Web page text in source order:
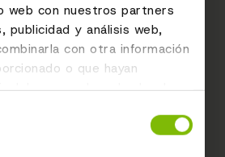
web con nuestros partners
publicidad y análisis web,
con otra información
o que hayan
del uso que haya hecho de